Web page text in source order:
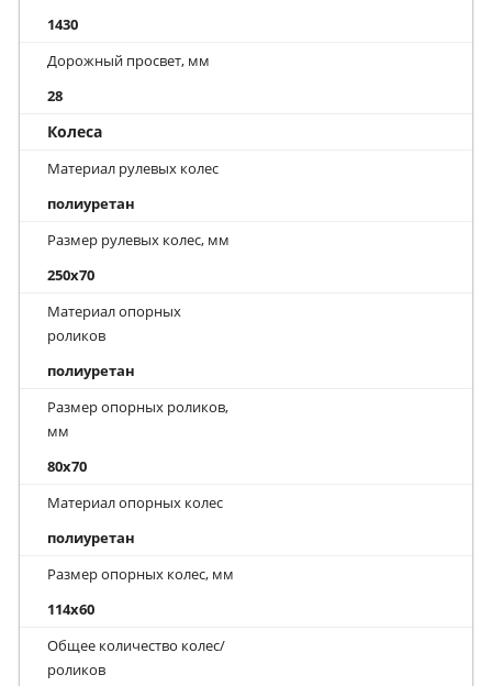
1430
Дорожный просвет, мм
28
Колеса
Материал рулевых колес
полиуретан
Размер рулевых колес, мм
250x70
Материал опорных
роликов
полиуретан
Размер опорных роликов,
мм
80x70
Материал опорных колес
полиуретан
Размер опорных колес, мм
114x60
Общее количество колес/
роликов